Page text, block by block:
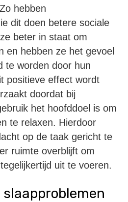
hebben
dit doen betere sociale
beter in staat om
en hebben ze het gevoel
te worden door hun
positieve effect wordt
doordat bij
het hoofddoel is om
te relaxen. Hierdoor
op de taak gericht te
ruimte overblijft om
uit te voeren.
slaapproblemen